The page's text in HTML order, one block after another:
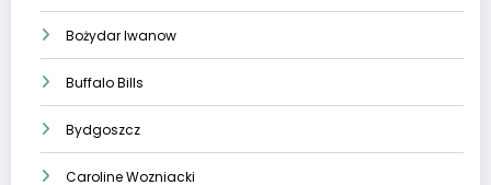
Bożydar Iwanow
Buffalo Bills
Bydgoszcz
Caroline Wozniacki